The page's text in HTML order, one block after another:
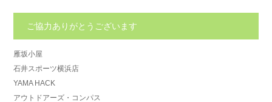
ご協力ありがとうございます
雁坂小屋
石井スポーツ横浜店
YAMA HACK
アウトドアーズ・コンパス